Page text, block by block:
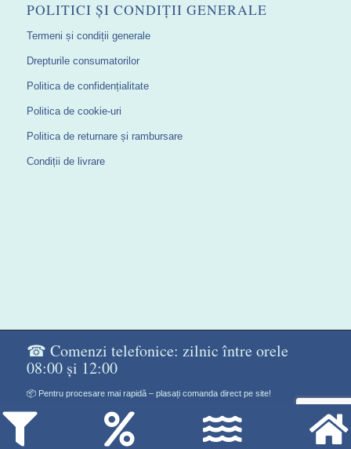
POLITICI ȘI CONDIȚII GENERALE
Termeni și condiții generale
Drepturile consumatorilor
Politica de confidențialitate
Politica de cookie-uri
Politica de returnare și rambursare
Condiții de livrare
☎ Comenzi telefonice: zilnic între orele
08:00 și 12:00
📦 Pentru procesare mai rapidă – plasați comanda direct pe site!
Don Gelato Soft - Сладоледи на прах